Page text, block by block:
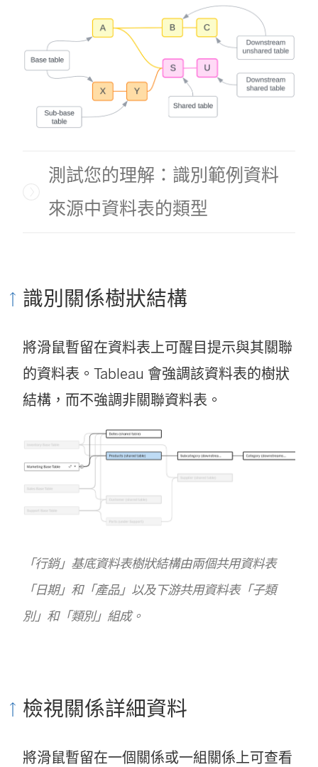
測試您的理解：識別範例資料
來源中資料表的類型
識別關係樹狀結構
將滑鼠暫留在資料表上可醒目提示與其關聯
的資料表。Tableau 會強調該資料表的樹狀
結構，而不強調非關聯資料表。
「行銷」基底資料表樹狀結構由兩個共用資料表
「日期」和「產品」以及下游共用資料表「子類
別」和「類別」組成。
檢視關係詳細資料
將滑鼠暫留在一個關係或一組關係上可查看